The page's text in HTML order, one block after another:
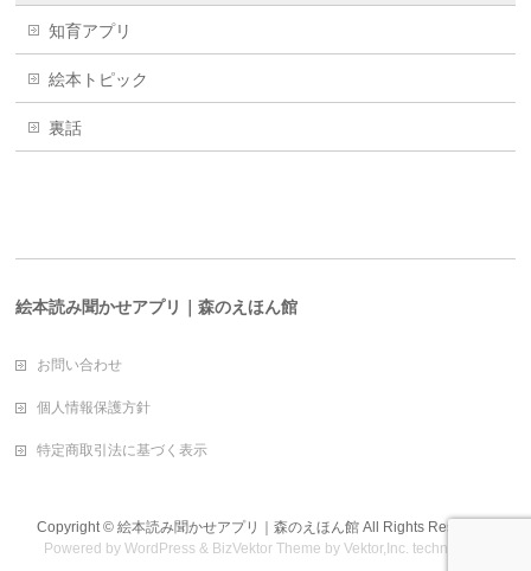
知育アプリ
絵本トピック
裏話
絵本読み聞かせアプリ｜森のえほん館
お問い合わせ
個人情報保護方針
特定商取引法に基づく表示
Copyright © 絵本読み聞かせアプリ｜森のえほん館All Rights Reserved.
Powered byWordPress & BizVektor Theme byVektor,Inc. technology.